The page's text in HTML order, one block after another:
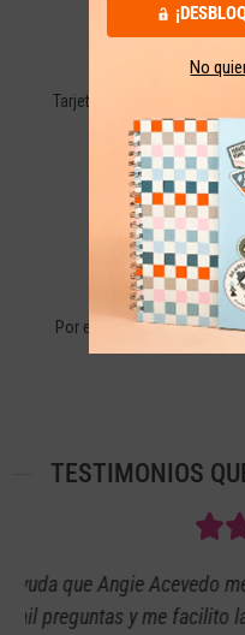
Tarjetas de crédito, débito y
+40 AÑOS
Por eso más de 110.000
TESTIMONIOS
Anteriormente había
tenía la confianza y
No